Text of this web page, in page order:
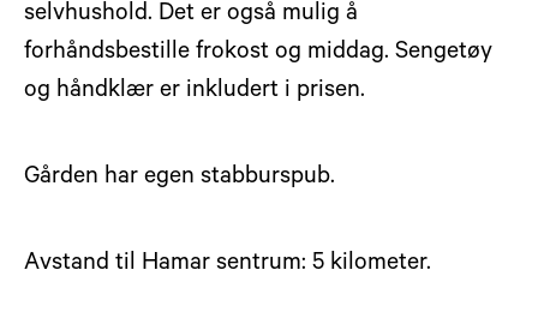
selvhushold. Det er også mulig å
forhåndsbestille frokost og middag. Sengetøy
og håndklær er inkludert i prisen.
Gården har egen stabburspub.
Avstand til Hamar sentrum: 5 kilometer.